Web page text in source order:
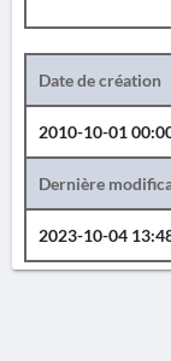
Date de création
2010-10-01
Dernière
2023-10-04